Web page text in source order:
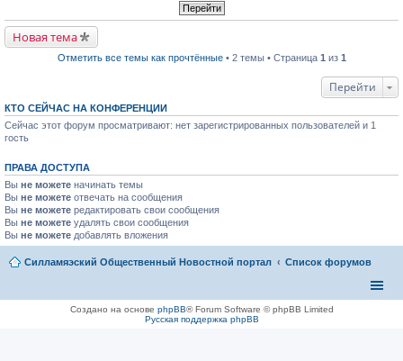
и
а
н
н
с
о
о
н
и
ю
у
н
е
п
р
т
а
н
у
с
о
б
щ
е
н
ю
в
о
м
у
р
о
ч
н
н
о
м
у
с
о
о
щ
и
Новая тема
Отметить все темы как прочтённые• 2 темы • Страница 1 из 1
Перейти
КТО СЕЙЧАС НА КОНФЕРЕНЦИИ
Сейчас этот форум просматривают: нет зарегистрированных пользователей и 1
гость
ПРАВА ДОСТУПА
Вы не можете начинать темы
Вы не можете отвечать на сообщения
Вы не можете редактировать свои сообщения
Вы не можете удалять свои сообщения
Вы не можете добавлять вложения
Силламяэский Общественный Новостной портал Список форумов
Создано на основе phpBB® Forum Software © phpBB Limited
Русская поддержка phpBB